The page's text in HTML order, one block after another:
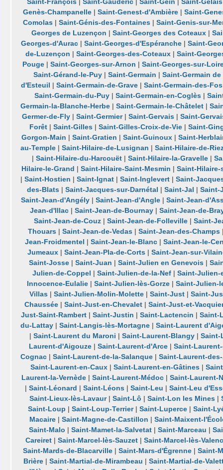
Genès-Champanelle| Saint-Genest-d'Ambière| Saint-
Comolas| Saint-Génis-des-Fontaines| Saint-Genis-sur-
Georges de Luzençon |Saint-Georges des Coteaux |
Georges-d'Aurac| Saint-Georges-d'Espéranche| Saint-
de-Luzençon | Saint-Georges-des-Coteaux| Saint-
Pouge |Saint-Georges-sur-Arnon |Saint-Georges-sur-
Saint-Gérand-le-Puy |Saint-Germain |Saint-Germain
d'Esteuil | Saint-Germain-de-Grave| Saint-Germain-des-
Saint-Germain-du-Puy |Saint-Germain-en-Coglès |
Germain-la-Blanche-Herbe| Saint-Germain-le-Châtelet|
Germer-de-Fly| Saint-Germier| Saint-Gervais| Saint-
Forêt| Saint-Gilles| Saint-Gilles-Croix-de-Vie| Saint-
Gorgon-Main | Saint-Gratien | Saint-Guinoux| Saint-
au-Temple |Saint-Hilaire-de-Lusignan |Saint-Hilaire-de-
| Saint-Hilaire-du-Harcouët| Saint-Hilaire-la-Gravelle|
Hilaire-le-Grand |Saint-Hilaire-Saint-Mesmin |Saint-
|Saint-Hostien |Saint-Ignat |Saint-Inglevert |Saint-
des-Blats| Saint-Jacques-sur-Darnétal | Saint-Jal | Saint-
Saint-Jean-d'Angély |Saint-Jean-d'Angle |Saint-Jean-
Jean-d'Illac| Saint-Jean-de-Bournay| Saint-Jean-de-
Saint-Jean-de-Couz |Saint-Jean-de-Folleville |Saint-
Thouars |Saint-Jean-de-Vedas |Saint-Jean-des-Champs
Jean-Froidmentel |Saint-Jean-le-Blanc |Saint-Jean-le-
Jumeaux |Saint-Jean-Pla-de-Corts |Saint-Jean-sur-
Saint-Josse |Saint-Juan |Saint-Julien en Genevois |
Julien-de-Coppel |Saint-Julien-de-la-Nef |Saint-Julien-
Innocence-Eulalie| Saint-Julien-lès-Gorze| Saint-Julien-
Villas| Saint-Julien-Molin-Molette| Saint-Just| Saint-
Chaussée| Saint-Just-en-Chevalet| Saint-Just-et-
Just-Saint-Rambert| Saint-Justin | Saint-Lactencin | Saint-
du-Lattay| Saint-Langis-lès-Mortagne| Saint-Laurent
| Saint-Laurent du Maroni | Saint-Laurent-Blangy| Saint-
Laurent-d'Aigouze |Saint-Laurent-d'Arce |Saint-
Cognac| Saint-Laurent-de-la-Salanque| Saint-Laurent-
Saint-Laurent-en-Caux |Saint-Laurent-en-Gâtines |
Laurent-la-Vernède |Saint-Laurent-Médoc |Saint-Laurent-
| Saint-Léonard | Saint-Léons| Saint-Leu | Saint-Leu
Saint-Lieux-lès-Lavaur| Saint-Lô | Saint-Lon les Mines|
Saint-Loup |Saint-Loup-Terrier|Saint-Luperce |Saint-
Macaire| Saint-Magne-de-Castillon | Saint-Maixent-
Saint-Malo |Saint-Mamet-la-Salvetat |Saint-Marceau |
Careiret| Saint-Marcel-lès-Sauzet| Saint-Marcel-lès-
Saint-Mards-de-Blacarville| Saint-Mars-d'Égrenne| Saint-
Brière| Saint-Martial-de-Mirambeau | Saint-Martial-de-